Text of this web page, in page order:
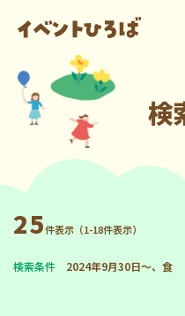
検
25件表示（1-18件表示）
検索条件 2024年9月30日～、食